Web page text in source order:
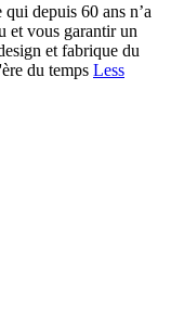
depuis 60 ans n’a
et vous garantir un
et fabrique du
du temps Less